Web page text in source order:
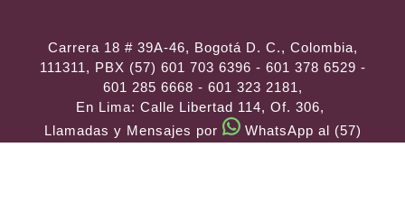
Carrera 18 # 39A-46, Bogotá D. C., Colombia,
111311, PBX (57) 601 703 6396 - 601 378 6529 -
601 285 6668 - 601 323 2181,
En Lima: Calle Libertad 114, Of. 306,
Llamadas y Mensajes por
WhatsApp al (57)